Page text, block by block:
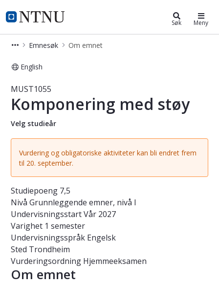
NTNU Hjemmeside
Studier Søk Meny
Emnesøk Om emnet
English
Emne - Komponering med støy -
MUST1055
Komponering med støy
Velg studieår
Vurdering og obligatoriske aktiviteter kan bli endret frem
til 20. september.
Studiepoeng 7,5
Nivå Grunnleggende emner, nivå I
UndervisningsstartVår 2027
Varighet 1 semester
Undervisningsspråk Engelsk
Sted Trondheim
Vurderingsordning Hjemmeeksamen
Om emnet